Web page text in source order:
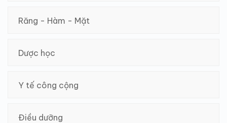
Răng - Hàm - Mặt
Dược học
Y tế công cộng
Điều dưỡng